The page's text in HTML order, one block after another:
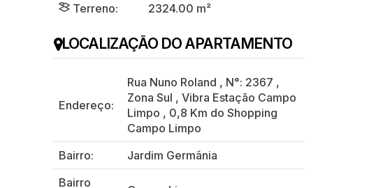
Terreno:
2324.00 m²
LOCALIZAÇÃO DO APARTAMENTO
Endereço:
Rua Nuno Roland , N°: 2367 ,
Zona Sul , Vibra Estação Campo
Limpo , 0,8 Km do Shopping
Campo Limpo
Bairro:
Jardim Germânia
Bairro